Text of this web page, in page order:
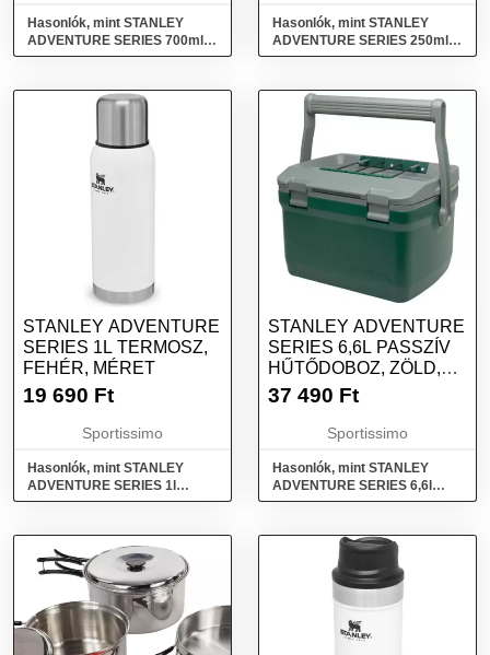
Hasonlók, mint STANLEY
ADVENTURE SERIES 700ml
Söröskorsó, zöld, méret
Hasonlók, mint STANLEY
ADVENTURE SERIES 250ml
Laposüveg + feles poharak,
STANLEY ADVENTURE
SERIES 1L TERMOSZ,
FEHÉR, MÉRET
19 690 Ft
Sportissimo
Hasonlók, mint STANLEY
ADVENTURE SERIES 1l
Termosz, fehér, méret
STANLEY ADVENTURE
SERIES 6,6L PASSZÍV
HŰTŐDOBOZ, ZÖLD,
MÉRET
37 490 Ft
Sportissimo
Hasonlók, mint STANLEY
ADVENTURE SERIES 6,6l
Passzív hűtődoboz, zöld,